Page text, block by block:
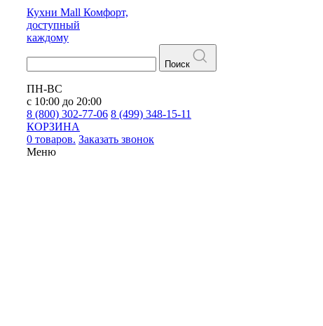
Кухни Mall Комфорт,
доступный
каждому
Поиск
ПН-ВС
с 10:00 до 20:00
8 (800) 302-77-06 8 (499) 348-15-11
КОРЗИНА
0 товаров. Заказать звонок
Меню